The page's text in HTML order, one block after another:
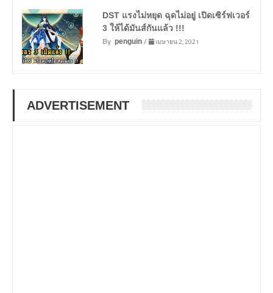
DST แรงไม่หยุด ฉุดไม่อยู่ เปิดเซิร์ฟเวอร์
3 ให้ได้มันส์กันแล้ว !!!
By penguin/ เมษายน 2, 2021
ADVERTISEMENT